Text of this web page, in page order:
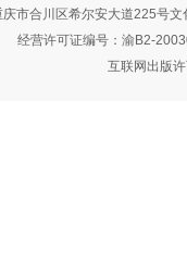
庆市合川区希尔安大道225号
经营许可证编号：渝B2-
互联网出版